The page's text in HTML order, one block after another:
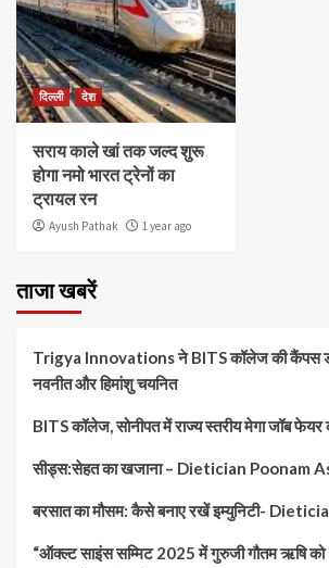
दिल्ली देश
सराय काले खां तक जल्द शुरू
होगा नमो भारत ट्रेनों का
ट्रायल रन
Ayush Pathak 1 year ago
ताजा खबरें
Trigya Innovations ने BITS कॉलेज की कैंपस
नवनीत और हिमांशु चयनित
BITS कॉलेज, सोनीपत में राज्य स्तरीय मेगा जॉब
सीड्स:सेहत का खजाना – Dietician Poonam
बरसात का मौसम: कैसे बनाए रखें इम्युनिटी-
“ऑक्ल्ट साइंस सम्मिट 2025 में गुरुजी गौतम ऋषि को